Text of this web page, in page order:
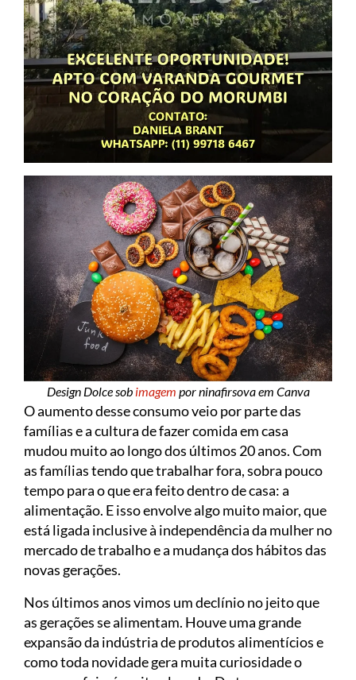
Design Dolce sob imagem por ninafirsova em Canva
O aumento desse consumo veio por parte das
famílias e a cultura de fazer comida em casa
mudou muito ao longo dos últimos 20 anos. Com
as famílias tendo que trabalhar fora, sobra pouco
tempo para o que era feito dentro de casa: a
alimentação. E isso envolve algo muito maior, que
está ligada inclusive à independência da mulher no
mercado de trabalho e a mudança dos hábitos das
novas gerações.
Nos últimos anos vimos um declínio no jeito que
as gerações se alimentam. Houve uma grande
expansão da indústria de produtos alimentícios e
como toda novidade gera muita curiosidade o